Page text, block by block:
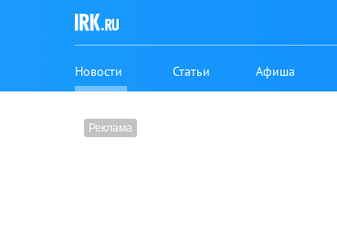
Новости Статьи Афиша